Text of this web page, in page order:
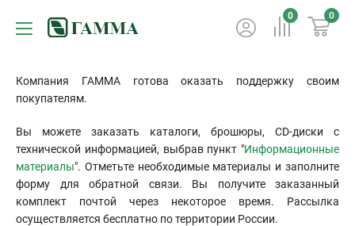
0 0
Компания ГАММА готова оказать поддержку своим
покупателям.
Вы можете заказать каталоги, брошюры, CD-диски с
технической информацией, выбрав пункт "Информационные
материалы". Отметьте необходимые материалы и заполните
форму для обратной связи. Вы получите заказанный
комплект почтой через некоторое время. Рассылка
осуществляется бесплатно по территории России.